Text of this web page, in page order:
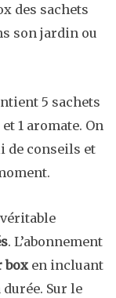
des sachets
son jardin ou
5 sachets
1 aromate. On
de conseils et
. L’abonnement
box en incluant
Sur le